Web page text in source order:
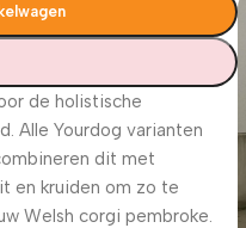
de holistische
Alle Yourdog varianten
dit met
en kruiden om zo te
Welsh corgi pembroke.